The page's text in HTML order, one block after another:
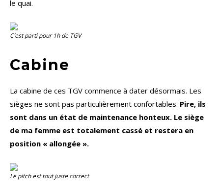
le quai.
C’est parti pour 1h de TGV
Cabine
La cabine de ces TGV commence à dater désormais. Les
sièges ne sont pas particulièrement confortables. Pire, ils
sont dans un état de maintenance honteux. Le siège
de ma femme est totalement cassé et restera en
position « allongée ».
Le pitch est tout juste correct